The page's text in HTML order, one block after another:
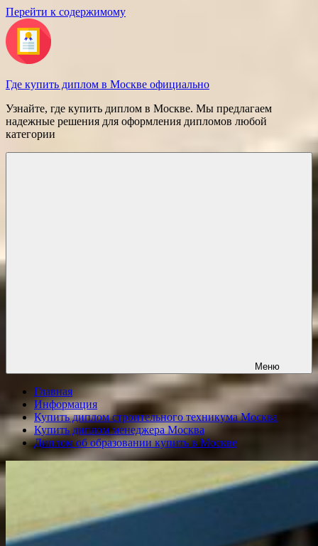
Перейти к содержимому
Где купить диплом в Москве официально
Узнайте, где купить диплом в Москве. Мы предлагаем
надежные решения для оформления дипломов любой
категории
Меню
Главная
Информация
Купить диплом строительного техникума Москва
Купить диплом менеджера Москва
Диплом об образовании купить в Москве